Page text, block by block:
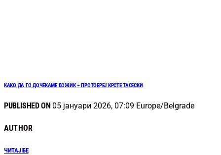
КАКО ДА ГО ДОЧЕКАМЕ БОЖИК – ПРОТОЕРЕЈ КРСТЕ ТАСЕСКИ
PUBLISHED ON 05 јануари 2026, 07:09 Europe/Belgrade
AUTHOR
ЧИТАЈ БЕ